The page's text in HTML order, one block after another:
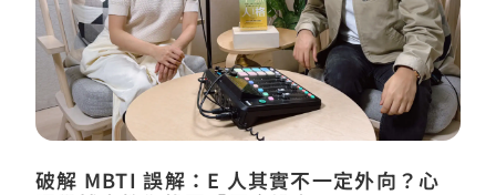
破解 MBTI 誤解：E 人其實不一定外向？心